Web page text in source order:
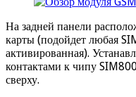
На задней панели
карты (подойдет любая
активированная).
контактами к чипу
сверху.